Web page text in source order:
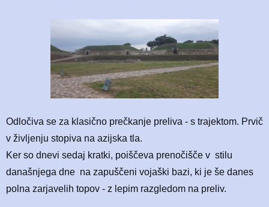
Odločiva se za klasično prečkanje preliva - s trajektom. Prvič
v življenju stopiva na azijska tla.
Ker so dnevi sedaj kratki, poiščeva prenočišče v stilu
današnjega dne na zapuščeni vojaški bazi, ki je še danes
polna zarjavelih topov - z lepim razgledom na preliv.